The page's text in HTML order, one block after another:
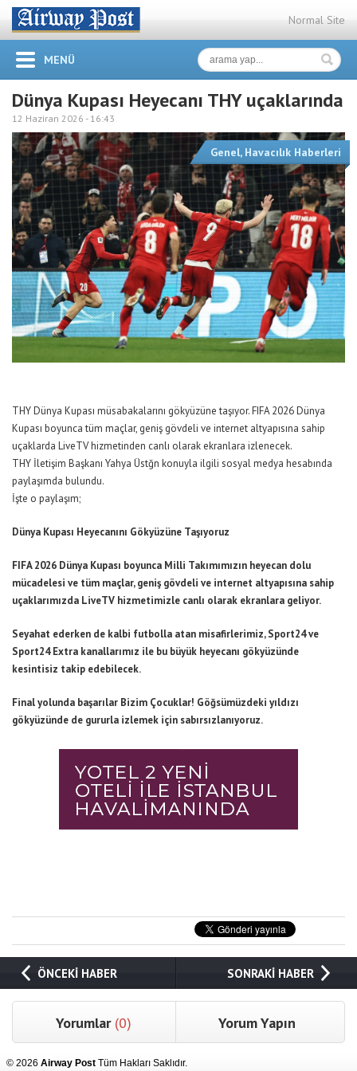
Normal Site
MENÜ
Dünya Kupası Heyecanı THY uçaklarında
12 Haziran 2026 - 16:43
Genel, Havacılık Haberleri
THY Dünya Kupası müsabakalarını gökyüzüne taşıyor. FIFA 2026 Dünya
Kupası boyunca tüm maçlar, geniş gövdeli ve internet altyapısına sahip
uçaklarda LiveTV hizmetinden canlı olarak ekranlara izlenecek.
THY İletişim Başkanı Yahya Üstğn konuyla ilgili sosyal medya hesabında
paylaşımda bulundu.
İşte o paylaşım;
Dünya Kupası Heyecanını Gökyüzüne Taşıyoruz
FIFA 2026 Dünya Kupası boyunca Milli Takımımızın heyecan dolu
mücadelesi ve tüm maçlar, geniş gövdeli ve internet altyapısına sahip
uçaklarımızda LiveTV hizmetimizle canlı olarak ekranlara geliyor.
Seyahat ederken de kalbi futbolla atan misafirlerimiz, Sport24 ve
Sport24 Extra kanallarımız ile bu büyük heyecanı gökyüzünde
kesintisiz takip edebilecek.
Final yolunda başarılar Bizim Çocuklar! Göğsümüzdeki yıldızı
gökyüzünde de gururla izlemek için sabırsızlanıyoruz.
ÖNCEKİ HABER SONRAKİ HABER
Yorumlar (0) Yorum Yapın
© 2026 Airway Post Tüm Hakları Saklıdır.